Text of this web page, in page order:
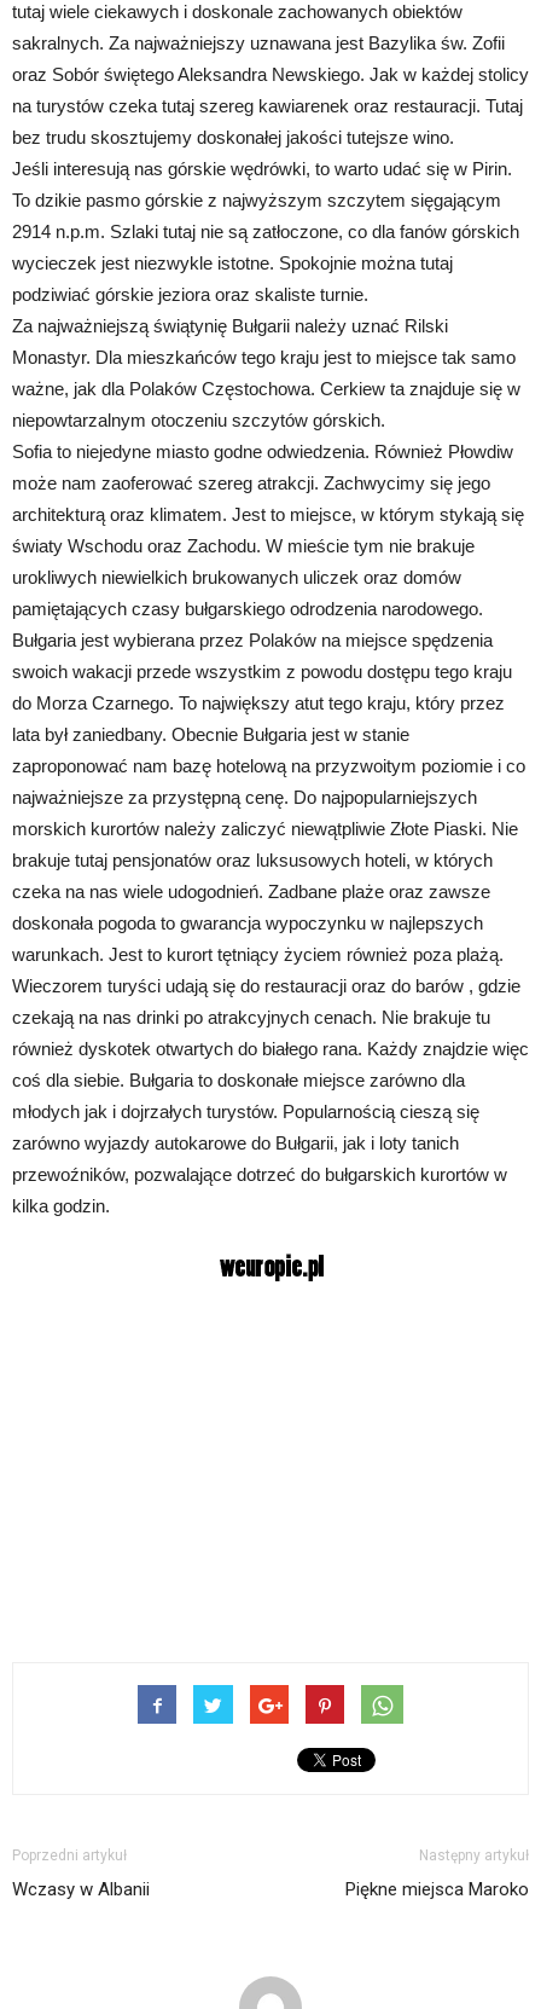
tutaj wiele ciekawych i doskonale zachowanych obiektów
sakralnych. Za najważniejszy uznawana jest Bazylika św. Zofii
oraz Sobór świętego Aleksandra Newskiego. Jak w każdej stolicy
na turystów czeka tutaj szereg kawiarenek oraz restauracji. Tutaj
bez trudu skosztujemy doskonałej jakości tutejsze wino.
Jeśli interesują nas górskie wędrówki, to warto udać się w Pirin.
To dzikie pasmo górskie z najwyższym szczytem sięgającym
2914 n.p.m. Szlaki tutaj nie są zatłoczone, co dla fanów górskich
wycieczek jest niezwykle istotne. Spokojnie można tutaj
podziwiać górskie jeziora oraz skaliste turnie.
Za najważniejszą świątynię Bułgarii należy uznać Rilski
Monastyr. Dla mieszkańców tego kraju jest to miejsce tak samo
ważne, jak dla Polaków Częstochowa. Cerkiew ta znajduje się w
niepowtarzalnym otoczeniu szczytów górskich.
Sofia to niejedyne miasto godne odwiedzenia. Również Płowdiw
może nam zaoferować szereg atrakcji. Zachwycimy się jego
architekturą oraz klimatem. Jest to miejsce, w którym stykają się
światy Wschodu oraz Zachodu. W mieście tym nie brakuje
urokliwych niewielkich brukowanych uliczek oraz domów
pamiętających czasy bułgarskiego odrodzenia narodowego.
Bułgaria jest wybierana przez Polaków na miejsce spędzenia
swoich wakacji przede wszystkim z powodu dostępu tego kraju
do Morza Czarnego. To największy atut tego kraju, który przez
lata był zaniedbany. Obecnie Bułgaria jest w stanie
zaproponować nam bazę hotelową na przyzwoitym poziomie i co
najważniejsze za przystępną cenę. Do najpopularniejszych
morskich kurortów należy zaliczyć niewątpliwie Złote Piaski. Nie
brakuje tutaj pensjonatów oraz luksusowych hoteli, w których
czeka na nas wiele udogodnień. Zadbane plaże oraz zawsze
doskonała pogoda to gwarancja wypoczynku w najlepszych
warunkach. Jest to kurort tętniący życiem również poza plażą.
Wieczorem turyści udają się do restauracji oraz do barów , gdzie
czekają na nas drinki po atrakcyjnych cenach. Nie brakuje tu
również dyskotek otwartych do białego rana. Każdy znajdzie więc
coś dla siebie. Bułgaria to doskonałe miejsce zarówno dla
młodych jak i dojrzałych turystów. Popularnością cieszą się
zarówno wyjazdy autokarowe do Bułgarii, jak i loty tanich
przewoźników, pozwalające dotrzeć do bułgarskich kurortów w
kilka godzin.
Poprzedni artykuł
Wczasy w Albanii
Następny artykuł
Piękne miejsca Maroko